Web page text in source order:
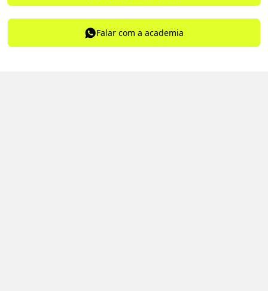
Falar com a academia